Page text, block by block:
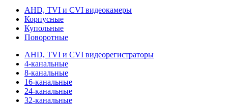
AHD, TVI и CVI видеокамеры
Корпусные
Купольные
Поворотные
AHD, TVI и CVI видеорегистраторы
4-канальные
8-канальные
16-канальные
24-канальные
32-канальные